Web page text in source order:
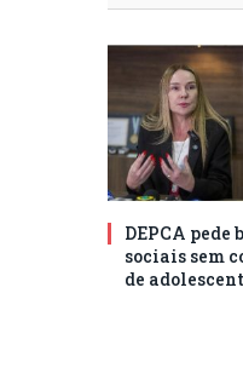
DEPCA pede
sociais sem
de